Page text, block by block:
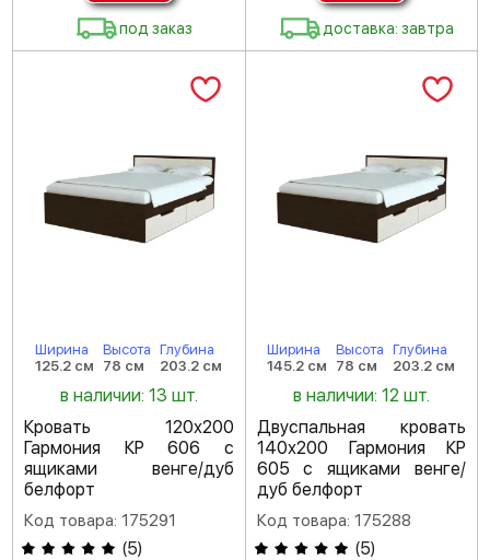
под заказ доставка: завтра
Ширина
125.2 см
Высота
78 см
Глубина
203.2 см
в наличии: 13 шт.
Кровать 120х200
Гармония КР 606 с
ящиками венге/дуб
белфорт
Код товара: 175291
(5)
Ширина
145.2 см
Высота
78 см
Глубина
203.2 см
в наличии: 12 шт.
Двуспальная кровать
140х200 Гармония КР
605 с ящиками венге/
дуб белфорт
Код товара: 175288
(5)